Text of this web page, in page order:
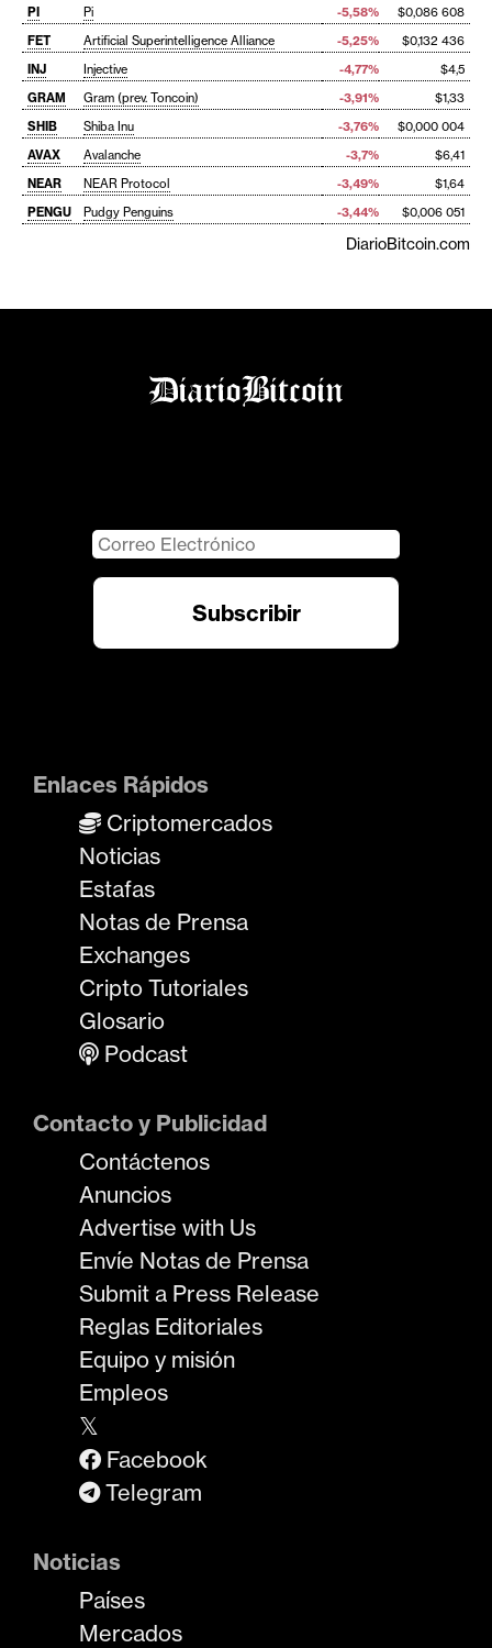
PI Pi -5,58%
$0,086 608
FET
Artificial Superintelligence Alliance -5,25%
$0,132 436
INJ
Injective -4,77%
$4,5
GRAM
Gram (prev. Toncoin) -3,91%
$1,33
SHIB
Shiba Inu -3,76%
$0,000 004
AVAX
Avalanche -3,7%
$6,41
NEAR
NEAR Protocol -3,49%
$1,64
PENGU
Pudgy Penguins -3,44% $0,006 051
DiarioBitcoin.com
Enlaces Rápidos
Criptomercados
Noticias
Estafas
Notas de Prensa
Exchanges
Cripto Tutoriales
Glosario
Podcast
Contacto y Publicidad
Contáctenos
Anuncios
Advertise with Us
Envíe Notas de Prensa
Submit a Press Release
Reglas Editoriales
Equipo y misión
Empleos
𝕏
Facebook
Telegram
Noticias
Países
Mercados